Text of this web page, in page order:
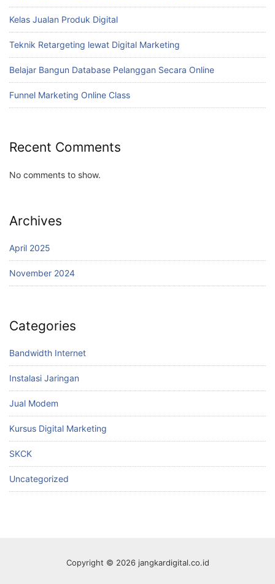
Kelas Jualan Produk Digital
Teknik Retargeting lewat Digital Marketing
Belajar Bangun Database Pelanggan Secara Online
Funnel Marketing Online Class
Recent Comments
No comments to show.
Archives
April 2025
November 2024
Categories
Bandwidth Internet
Instalasi Jaringan
Jual Modem
Kursus Digital Marketing
SKCK
Uncategorized
Copyright © 2026 jangkardigital.co.id